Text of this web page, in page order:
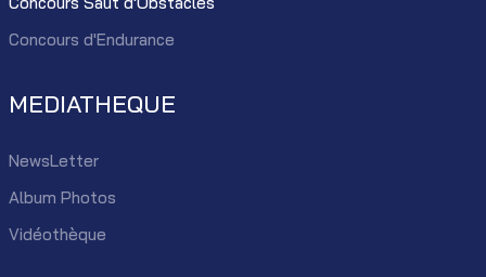
Concours d'Endurance
MEDIATHEQUE
NewsLetter
Album Photos
Vidéothèque